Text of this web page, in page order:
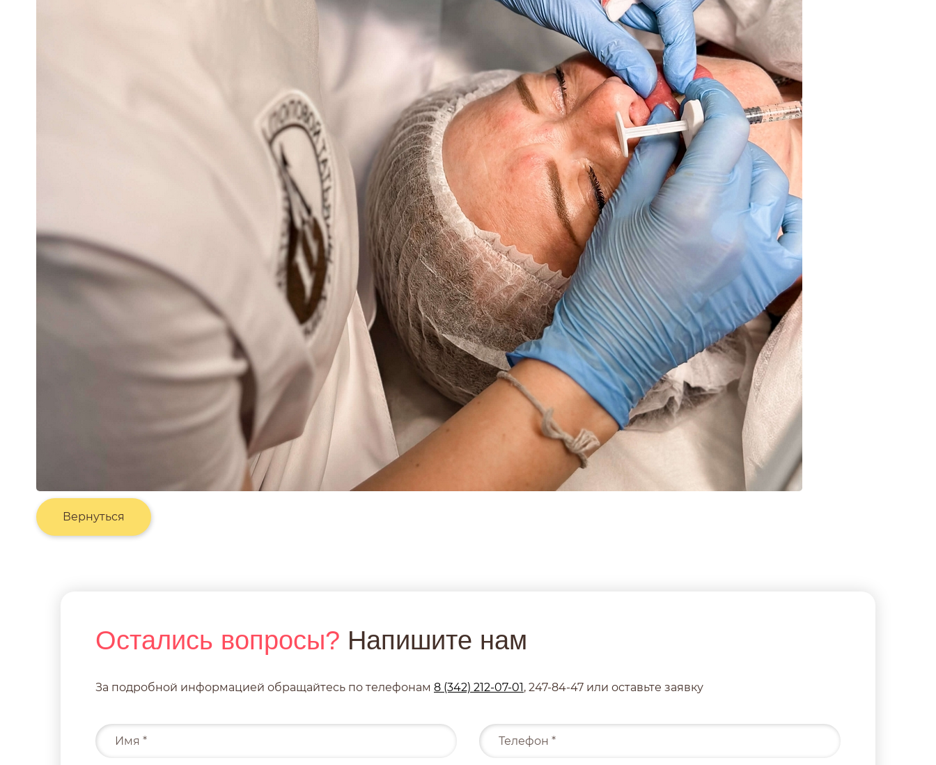
Вернуться
Остались вопросы? Напишите нам
За подробной информацией обращайтесь по телефонам 8 (342) 212-07-01, 247-84-47 или оставьте заявку